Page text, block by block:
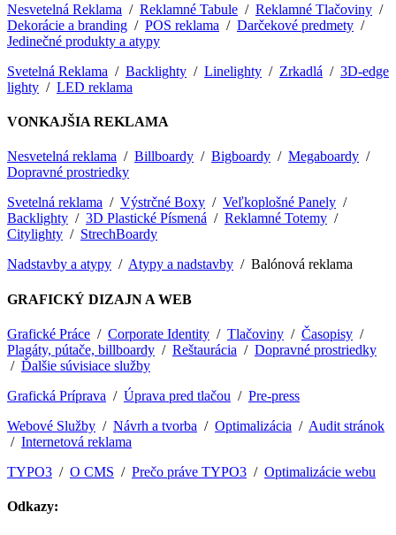
Nesvetelná Reklama / Reklamné Tabule / Reklamné Tlačoviny /
Dekorácie a branding / POS reklama / Darčekové predmety /
Jedinečné produkty a atypy
Svetelná Reklama / Backlighty / Linelighty / Zrkadlá / 3D-edge
lighty / LED reklama
VONKAJŠIA REKLAMA
Nesvetelná reklama / Billboardy / Bigboardy / Megaboardy /
Dopravné prostriedky
Svetelná reklama / Výstrčné Boxy / Veľkoplošné Panely /
Backlighty / 3D Plastické Písmená / Reklamné Totemy /
Citylighty / StrechBoardy
Nadstavby a atypy / Atypy a nadstavby / Balónová reklama
GRAFICKÝ DIZAJN A WEB
Grafické Práce / Corporate Identity / Tlačoviny / Časopisy /
Plagáty, pútače, billboardy / Reštaurácia / Dopravné prostriedky
/ Ďalšie súvisiace služby
Grafická Príprava / Úprava pred tlačou / Pre-press
Webové Služby / Návrh a tvorba / Optimalizácia / Audit stránok
/ Internetová reklama
TYPO3 / O CMS / Prečo práve TYPO3 / Optimalizácie webu
Odkazy: